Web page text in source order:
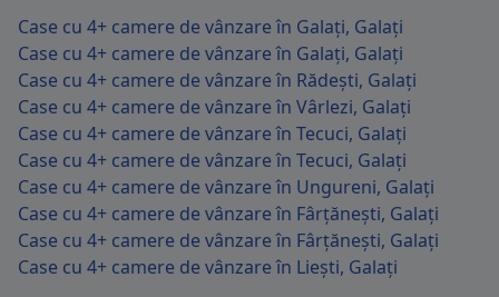
Case cu 4+ camere de vânzare în Galați, Galați
Case cu 4+ camere de vânzare în Galați, Galați
Case cu 4+ camere de vânzare în Rădești, Galați
Case cu 4+ camere de vânzare în Vârlezi, Galați
Case cu 4+ camere de vânzare în Tecuci, Galați
Case cu 4+ camere de vânzare în Tecuci, Galați
Case cu 4+ camere de vânzare în Ungureni, Galați
Case cu 4+ camere de vânzare în Fârțănești, Galați
Case cu 4+ camere de vânzare în Fârțănești, Galați
Case cu 4+ camere de vânzare în Liești, Galați